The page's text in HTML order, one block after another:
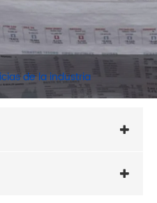
de la industria